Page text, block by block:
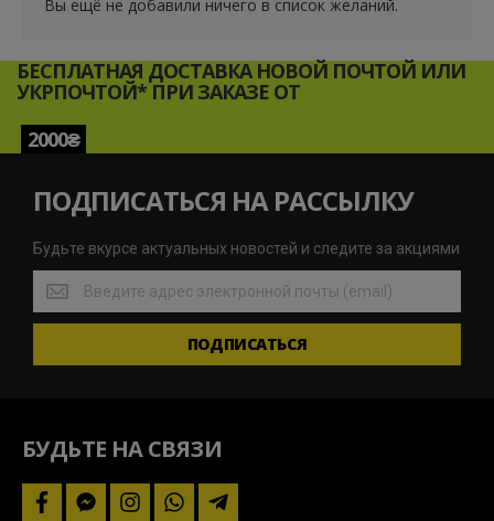
Вы ещё не добавили ничего в список желаний.
БЕСПЛАТНАЯ ДОСТАВКА НОВОЙ ПОЧТОЙ ИЛИ
УКРПОЧТОЙ* ПРИ ЗАКАЗЕ ОТ
2000₴
ПОДПИСАТЬСЯ НА РАССЫЛКУ
Будьте вкурсе актуальных новостей и следите за акциями
Будьте
вкурсе
актуальных
и
ПОДПИСАТЬСЯ
БУДЬТЕ НА СВЯЗИ
facebookfacebook-
instagram
whatsapptelegram-